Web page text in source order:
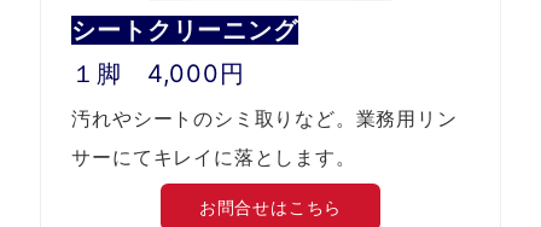
シートクリーニング
１脚 4,000円
汚れやシートのシミ取りなど。業務用リン
サーにてキレイに落とします。
お問合せはこちら